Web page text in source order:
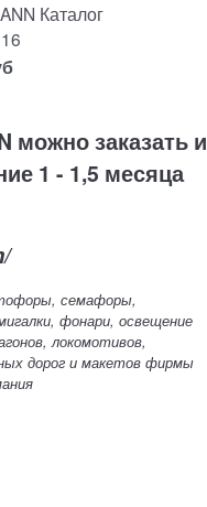
Каталог
можно заказать и
1 - 1,5 месяца
семафоры,
фонари, освещение
локомотивов,
дорог и макетов фирмы